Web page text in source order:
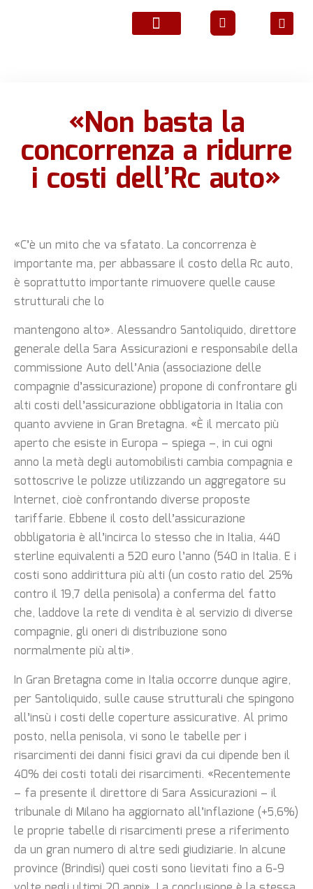
«Non basta la
concorrenza a ridurre
i costi dell’Rc auto»
«C’è un mito che va sfatato. La concorrenza è
importante ma, per abbassare il costo della Rc auto,
è soprattutto importante rimuovere quelle cause
strutturali che lo
mantengono alto». Alessandro Santoliquido, direttore
generale della Sara Assicurazioni e responsabile della
commissione Auto dell’Ania (associazione delle
compagnie d’assicurazione) propone di confrontare gli
alti costi dell’assicurazione obbligatoria in Italia con
quanto avviene in Gran Bretagna. «È il mercato più
aperto che esiste in Europa – spiega –, in cui ogni
anno la metà degli automobilisti cambia compagnia e
sottoscrive le polizze utilizzando un aggregatore su
Internet, cioè confrontando diverse proposte
tariffarie. Ebbene il costo dell’assicurazione
obbligatoria è all’incirca lo stesso che in Italia, 440
sterline equivalenti a 520 euro l’anno (540 in Italia. E i
costi sono addirittura più alti (un costo ratio del 25%
contro il 19,7 della penisola) a conferma del fatto
che, laddove la rete di vendita è al servizio di diverse
compagnie, gli oneri di distribuzione sono
normalmente più alti».
In Gran Bretagna come in Italia occorre dunque agire,
per Santoliquido, sulle cause strutturali che spingono
all’insù i costi delle coperture assicurative. Al primo
posto, nella penisola, vi sono le tabelle per i
risarcimenti dei danni fisici gravi da cui dipende ben il
40% dei costi totali dei risarcimenti. «Recentemente
– fa presente il direttore di Sara Assicurazioni – il
tribunale di Milano ha aggiornato all’inflazione (+5,6%)
le proprie tabelle di risarcimenti prese a riferimento
da un gran numero di altre sedi giudiziarie. In alcune
province (Brindisi) quei costi sono lievitati fino a 6-9